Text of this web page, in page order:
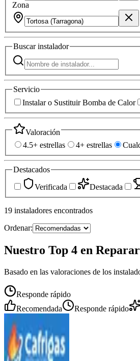
Zona
Buscarinstalador
Servicio
Instalar o Sustituir Bomba de Calor
Valoración
4.5+ estrellas
4+ estrellas
Destacados
Verificada
Destacada
19 instaladores encontrados
Ordenar:
Nuestro Top 4 en
Basado en las valoraciones de los
Responde rápido
Recomendada
Responde rápido